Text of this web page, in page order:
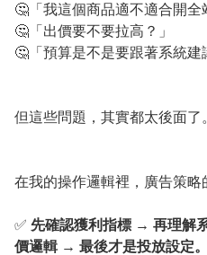
🤔「我這個商品適不適合開全
🤔「出價要不要拉高？」
🤔「預算是不是要跟著系統建
但這些問題，其實都太後面了
在我的操作邏輯裡，廣告策略
✅ 先確認獲利指標 → 再理解
價邏輯 → 最後才是投放設定。